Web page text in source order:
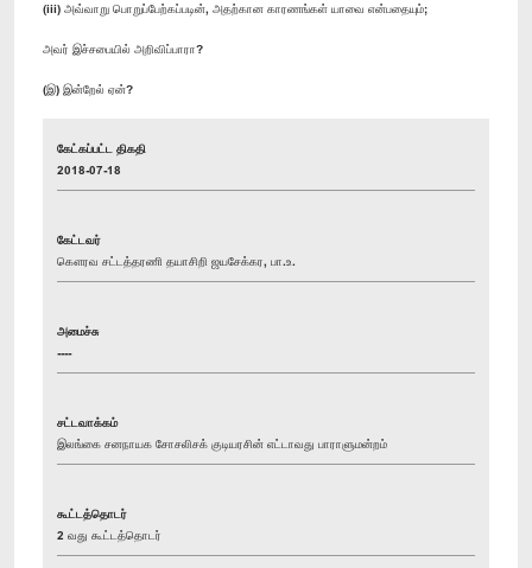
(iii) அவ்வாறு பொறுப்பேற்கப்படின், அதற்கான காரணங்கள் யாவை என்பதையும்;
அவர் இச்சபையில் அறிவிப்பாரா?
(இ) இன்றேல் ஏன்?
கேட்கப்பட்ட திகதி
2018-07-18
கேட்டவர்
கௌரவ சட்டத்தரணி தயாசிறி ஜயசேக்கர, பா.உ.
அமைச்சு
----
சட்டவாக்கம்
இலங்கை சனநாயக சோசலிசக் குடியரசின் எட்டாவது பாராளுமன்றம்
கூட்டத்தொடர்
2 வது கூட்டத்தொடர்